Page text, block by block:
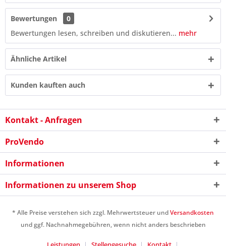
3 * 7 = ?
Bewertungen
0
Bewertungen lesen, schreiben und diskutieren... mehr
Ähnliche Artikel
Kunden kauften auch
Kontakt - Anfragen
ProVendo
Informationen
Informationen zu unserem Shop
* Alle Preise verstehen sich zzgl. Mehrwertsteuer undVersandkosten
und ggf. Nachnahmegebühren, wenn nicht anders beschrieben